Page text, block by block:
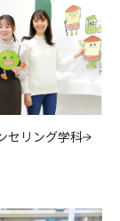
セリング学科